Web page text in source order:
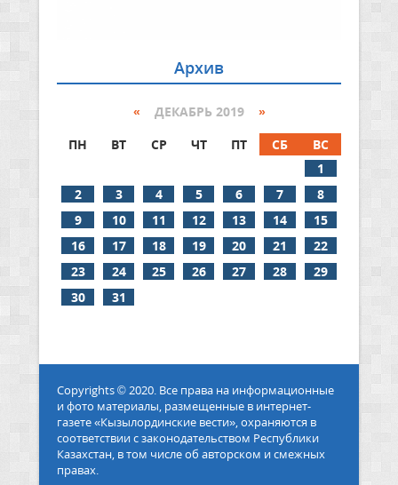
Архив
« ДЕКАБРЬ 2019 »
ПН
ВТ СР ЧТ ПТ СБ
ВС
1
2
3 4 5 6 7
8
9
10 11 12 13 14
15
16
17 18 19 20 21
22
23
24 25 26 27 28
29
30
31
Copyrights © 2020. Все права на информационные
и фото материалы, размещенные в интернет-
газете «Кызылординские вести», охраняются в
соответствии с законодательством Республики
Казахстан, в том числе об авторском и смежных
правах.